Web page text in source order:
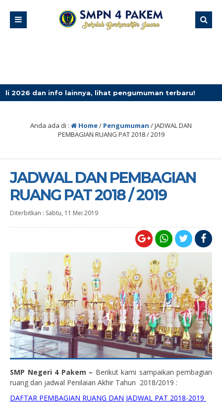
info lainnya, lihat pengumuman terbaru! 1 bulan
Anda ada di : Home/ Pengumuman /JADWAL DAN
PEMBAGIAN RUANG PAT 2018 / 2019
JADWAL DAN PEMBAGIAN
RUANG PAT 2018 / 2019
Diterbitkan : Sabtu, 11 Mei 2019
SMP Negeri 4 Pakem – Berikut kami sampaikan pembagian
ruang dan jadwal Penilaian Akhir Tahun 2018/2019 :
DAFTAR PEMBAGIAN RUANG DAN JADWAL PAT 2018-2019